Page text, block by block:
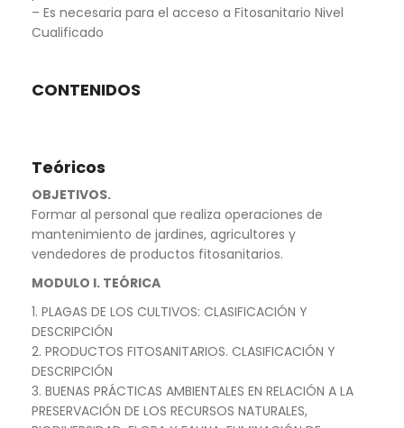
– Es necesaria para el acceso a Fitosanitario Nivel
Cualificado
CONTENIDOS
Teóricos
OBJETIVOS.
Formar al personal que realiza operaciones de
mantenimiento de jardines, agricultores y
vendedores de productos fitosanitarios.
MODULO I. TEÓRICA
1. PLAGAS DE LOS CULTIVOS: CLASIFICACIÓN Y
DESCRIPCIÓN
2. PRODUCTOS FITOSANITARIOS. CLASIFICACIÓN Y
DESCRIPCIÓN
3. BUENAS PRÁCTICAS AMBIENTALES EN RELACIÓN A LA
PRESERVACIÓN DE LOS RECURSOS NATURALES,